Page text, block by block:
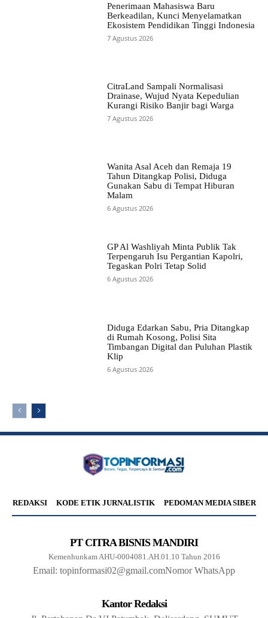
Penerimaan Mahasiswa Baru
Berkeadilan, Kunci Menyelamatkan
Ekosistem Pendidikan Tinggi Indonesia
7 Agustus 2026
CitraLand Sampali Normalisasi
Drainase, Wujud Nyata Kepedulian
Kurangi Risiko Banjir bagi Warga
7 Agustus 2026
Wanita Asal Aceh dan Remaja 19
Tahun Ditangkap Polisi, Diduga
Gunakan Sabu di Tempat Hiburan
Malam
6 Agustus 2026
GP Al Washliyah Minta Publik Tak
Terpengaruh Isu Pergantian Kapolri,
Tegaskan Polri Tetap Solid
6 Agustus 2026
Diduga Edarkan Sabu, Pria Ditangkap
di Rumah Kosong, Polisi Sita
Timbangan Digital dan Puluhan Plastik
Klip
6 Agustus 2026
REDAKSI KODE ETIK JURNALISTIK PEDOMAN MEDIA SIBER
PT CITRA BISNIS MANDIRI
Kemenhunkam AHU-0004081.AH.01.10 Tahun 2016
Email: topinformasi02@gmail.comNomor WhatsApp
Kantor Redaksi